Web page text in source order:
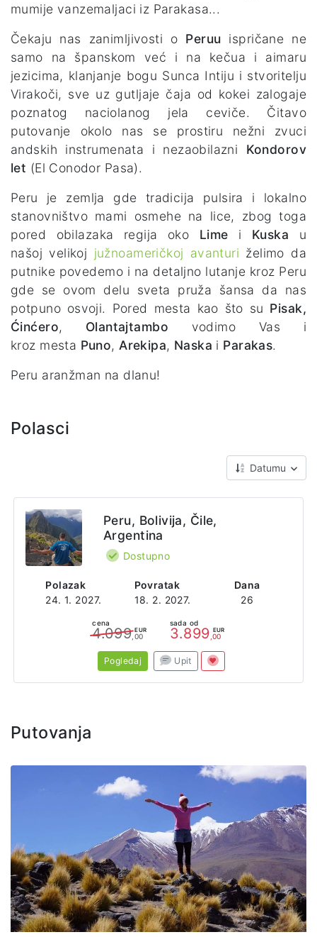
mumije vanzemaljaci iz Parakasa...
Čekaju nas zanimljivosti o Peruu ispričane ne
samo na španskom već i na kečua i aimaru
jezicima, klanjanje bogu Sunca Intiju i stvoritelju
Virakoči, sve uz gutljaje čaja od kokei zalogaje
poznatog naciolanog jela ceviče. Čitavo
putovanje okolo nas se prostiru nežni zvuci
andskih instrumenata i nezaobilazni Kondorov
let (El Conodor Pasa).
Peru je zemlja gde tradicija pulsira i lokalno
stanovništvo mami osmehe na lice, zbog toga
pored obilazaka regija oko Lime i Kuska u
našoj velikoj južnoameričkoj avanturi želimo da
putnike povedemo i na detaljno lutanje kroz Peru
gde se ovom delu sveta pruža šansa da nas
potpuno osvoji. Pored mesta kao što su Pisak,
Ćinćero, Olantajtambo vodimo Vas i
kroz mesta Puno, Arekipa, Naska i Parakas.
Peru aranžman na dlanu!
Polasci
Datumu
Polazak
24. 1. 2027.
Povratak
18. 2. 2027.
Dana
26
Peru, Bolivija, Čile,
Argentina
Dostupno
cena
4.099 EUR
,00
sada od
3.899 EUR
,00
Pogledaj Upit
Putovanja